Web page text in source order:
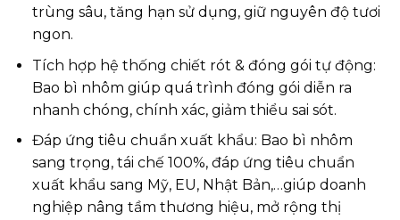
trùng sâu, tăng hạn sử dụng, giữ nguyên độ tươi
ngon.
Tích hợp hệ thống chiết rót & đóng gói tự động:
Bao bì nhôm giúp quá trình đóng gói diễn ra
nhanh chóng, chính xác, giảm thiểu sai sót.
Đáp ứng tiêu chuẩn xuất khẩu: Bao bì nhôm
sang trọng, tái chế 100%, đáp ứng tiêu chuẩn
xuất khẩu sang Mỹ, EU, Nhật Bản,…giúp doanh
nghiệp nâng tầm thương hiệu, mở rộng thị